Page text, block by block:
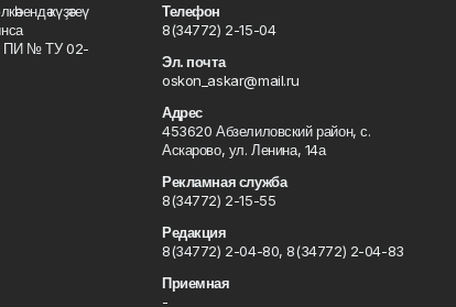
күҙәтеү
ПИ № ТУ 02-
Телефон
8(34772) 2-15-04
Эл. почта
oskon_askar@mail.ru
Адрес
453620 Абзелиловский район, с.
Аскарово, ул. Ленина, 14а
Рекламная служба
8(34772) 2-15-55
Редакция
8(34772) 2-04-80, 8(34772) 2-04-83
Приемная
-